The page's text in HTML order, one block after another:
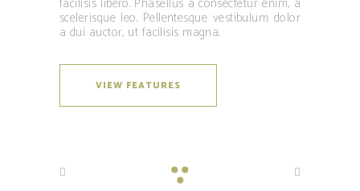
scelerisque leo. Pellentesque vestibulum dolor
a dui auctor, ut facilisis magna.
VIEW FEATURES